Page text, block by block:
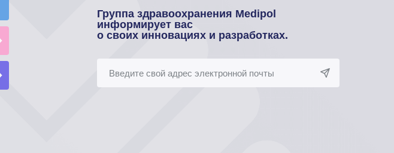
Группа здравоохранения Medipol
информирует вас
о своих инновациях и разработках.